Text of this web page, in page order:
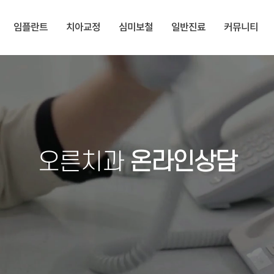
임플란트 치아교정 심미보철 일반진료 커뮤니티
오른치과온라인상담